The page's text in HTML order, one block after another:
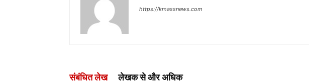
https://kmassnews.com
संबंधित लेख लेखक से और अधिक